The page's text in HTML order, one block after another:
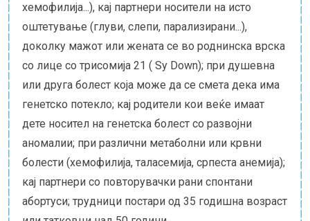
хемофилија...), кај партнери носители на исто
оштетување (глуви, слепи, парализирани...),
доколку мажот или жената се во роднинска врска
со лице со трисомија 21 ( Sy Down); при душевна
или друга болест која може да се смета дека има
генетско потекло; кај родители кои веќе имаат
дете носител на генетска болест со развојни
аномалии; при различни метаболни или крвни
болести (хемофилија, таласемија, српеста анемија);
кај партнери со повторувачки рани спонтани
абортуси; трудници постари од 35 годишна возраст